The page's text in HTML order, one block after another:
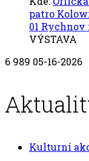
patro
01 Rychnov
VÝSTAVA
6 989 05-16-2026
Kulturní